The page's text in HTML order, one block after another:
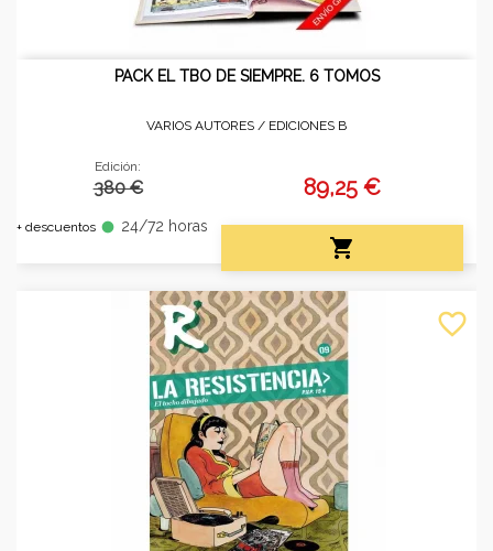
PACK EL TBO DE SIEMPRE. 6 TOMOS
VARIOS AUTORES / EDICIONES B
Edición:
380 €
+ descuentos fiber_manual_record 24/72 horas
89,25 €

favorite_border